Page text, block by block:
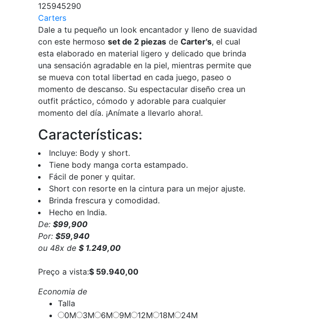
125945290
Carters
Dale a tu pequeño un look encantador y lleno de suavidad
con este hermoso set de 2 piezas de Carter's, el cual
esta elaborado en material ligero y delicado que brinda
una sensación agradable en la piel, mientras permite que
se mueva con total libertad en cada juego, paseo o
momento de descanso. Su espectacular diseño crea un
outfit práctico, cómodo y adorable para cualquier
momento del día. ¡Anímate a llevarlo ahora!.
Características:
Incluye: Body y short.
Tiene body manga corta estampado.
Fácil de poner y quitar.
Short con resorte en la cintura para un mejor ajuste.
Brinda frescura y comodidad.
Hecho en India.
De: $99,900
Por: $59,940
ou 48x de $ 1.249,00
Preço a vista:$ 59.940,00
Economia de
Talla
0M
3M 6M 9M 12M 18M 24M